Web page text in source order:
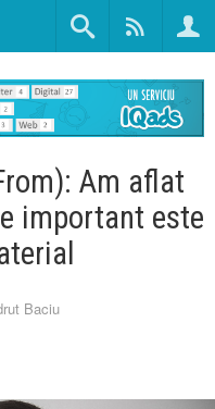
Am aflat
important este
Baciu